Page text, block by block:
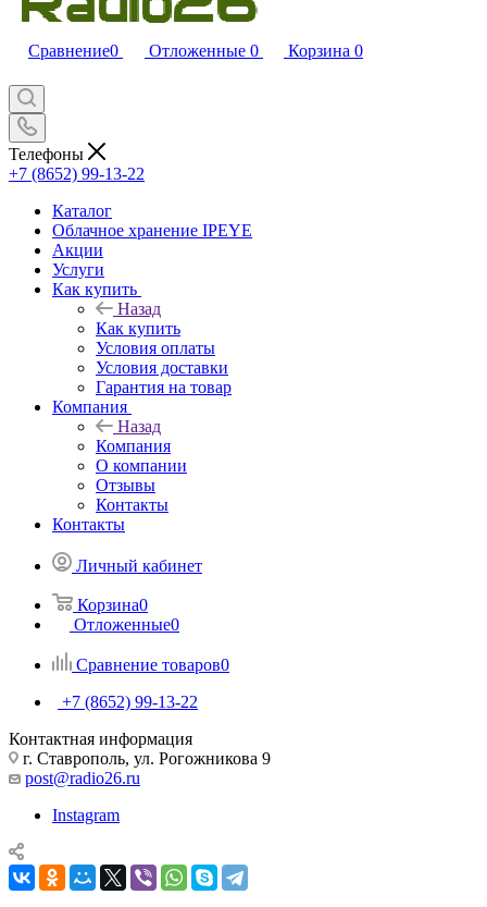
Сравнение0 Отложенные 0 Корзина 0
Телефоны
+7 (8652) 99-13-22
Каталог
Облачное хранение IPEYE
Акции
Услуги
Как купить
Назад
Как купить
Условия оплаты
Условия доставки
Гарантия на товар
Компания
Назад
Компания
О компании
Отзывы
Контакты
Контакты
Личный кабинет
Корзина0
Отложенные0
Сравнение товаров0
+7 (8652) 99-13-22
Контактная информация
г. Ставрополь, ул. Рогожникова 9
post@radio26.ru
Instagram